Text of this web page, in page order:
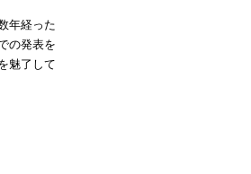
年経った
の発表を
魅了して